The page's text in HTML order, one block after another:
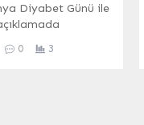
Diyabet Günü ile
Türkiye
0 3